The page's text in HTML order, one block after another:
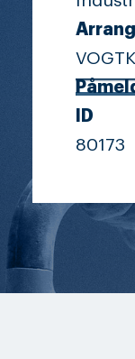
VOGTK
ID
80173